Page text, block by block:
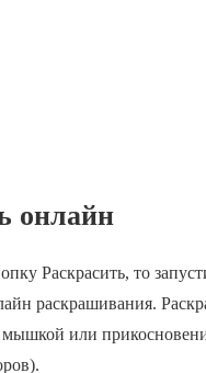
онлайн
Раскрасить, то
раскрашивания.
или